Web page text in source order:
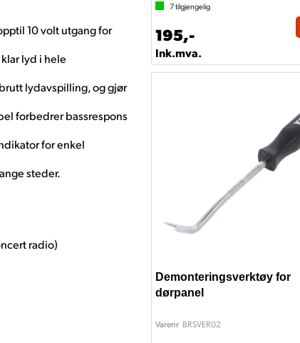
10 volt utgang for
lyd i hele
lydavspilling, og gjør
forbedrer bassrespons
for enkel
steder.
radio)
7tilgjengelig
195,-
Ink.mva.
Demonteringsverktøy for
dørpanel
Varenr BRSVER02